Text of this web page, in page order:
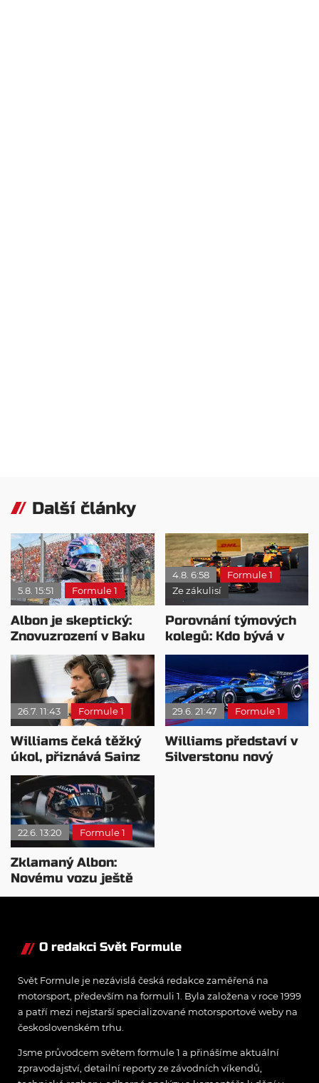
Další články
5.8. 15:51 Formule 1
Albon je skeptický:
Znovuzrození v Baku
nepovažuje za reálne
4.8. 6:58
Formule 1
Ze zákulisí
Porovnání týmových
kolegů: Kdo bývá v
sobotu nejrychlejší?
26.7. 11:43 Formule 1
Williams čeká těžký
úkol, přiznává Sainz
29.6. 21:47 Formule 1
Williams představí v
Silverstonu nový
22.6. 13:20 Formule 1
Zklamaný Albon:
Novému vozu ještě
moc nevěřím
O redakci Svět Formule
Svět Formule je nezávislá česká redakce zaměřená na
motorsport, především na formuli 1. Byla založena v roce 1999
a patří mezi nejstarší specializované motorsportové weby na
československém trhu.
Jsme průvodcem světem formule 1 a přinášíme aktuální
zpravodajství, detailní reporty ze závodních víkendů,